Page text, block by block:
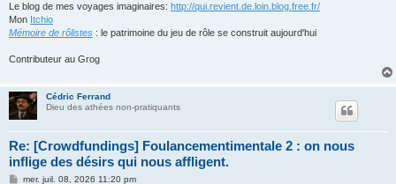
Le blog de mes voyages imaginaires: http://qui.revient.de.loin.blog.free.fr/
Mon Itchio
Mémoire de rôlistes : le patrimoine du jeu de rôle se construit aujourd'hui
Contributeur au Grog
Cédric Ferrand
Dieu des athées non-pratiquants
Re: [Crowdfundings] Foulancementimentale 2 : on nous
inflige des désirs qui nous affligent.
Mmer. juil. 08, 2026 11:20 pm